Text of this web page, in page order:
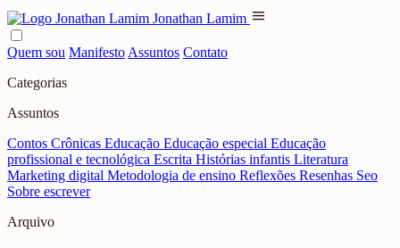
Jonathan Lamim menu
Quem sou Manifesto Assuntos Contato
Categorias
Assuntos
Contos Crônicas Educação Educação especial Educação
profissional e tecnológica Escrita Histórias infantis Literatura
Marketing digital Metodologia de ensino Reflexões Resenhas Seo
Sobre escrever
Arquivo